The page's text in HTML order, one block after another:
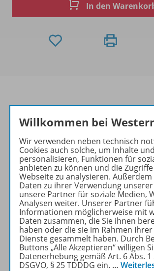
In den
Produktinformationen
Beschreibung
Zugehörige Produkte
Benachrichtigungs-Service
Willkommen bei
Wir verwenden neben technisch
Cookies auch solche, um Inhalte
personalisieren, Funktionen für
anbieten zu können und die
Webseite zu analysieren.
Daten zu ihrer Verwendung
unsere Partner für soziale Medien,
Analysen weiter. Unserer Partner
Informationen möglicherweise mit
Daten zusammen, die Sie ihnen
haben oder die sie im Rahmen
Dienste gesammelt haben. Durch
Buttons „Alle Akzeptieren“ willigen
Datenerhebung gemäß Art. 6 Abs. 1
DSGVO, § 25 TDDDG ein. …